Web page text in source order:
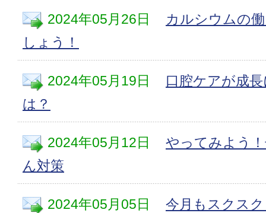
2024年05月26日
カルシウムの
しょう！
2024年05月19日
口腔ケアが成
は？
2024年05月12日
やってみよう
ん対策
2024年05月05日
今月もスクス